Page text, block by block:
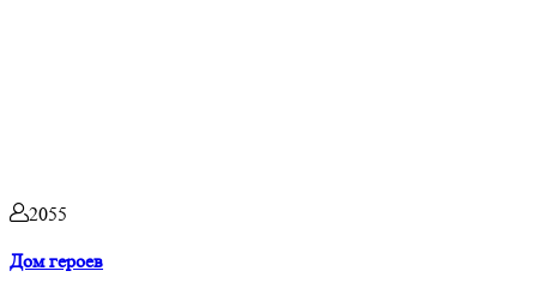
2055
Дом героев